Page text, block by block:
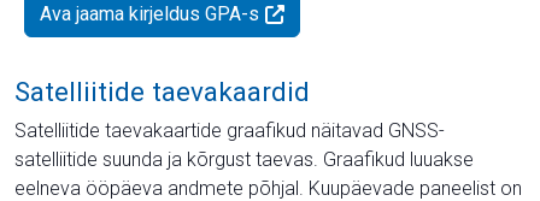
Ava jaama kirjeldus GPA-s
Satelliitide taevakaardid
Satelliitide taevakaartide graafikud näitavad GNSS-
satelliitide suunda ja kõrgust taevas. Graafikud luuakse
eelneva ööpäeva andmete põhjal. Kuupäevade paneelist on